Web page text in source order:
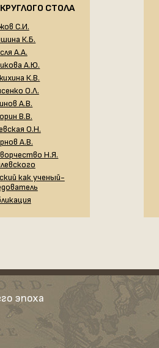
СТОЛА
С.И.
К.Б.
А.А.
А.Ю.
К.В.
О.Л.
А.В.
В.В.
О.Н.
А.В.
Н.Я.
как ученый-
эпоха